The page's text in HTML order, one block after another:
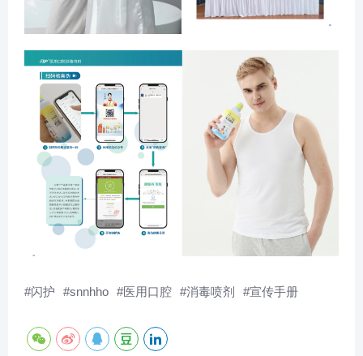
#闪护 #snnhho #医用口腔 #消毒喷剂 #宣传手册